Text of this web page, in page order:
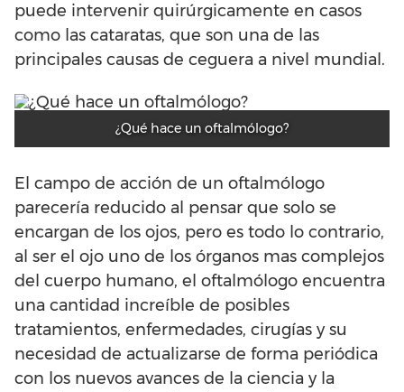
puede intervenir quirúrgicamente en casos
como las cataratas, que son una de las
principales causas de ceguera a nivel mundial.
¿Qué hace un oftalmólogo?
El campo de acción de un oftalmólogo
parecería reducido al pensar que solo se
encargan de los ojos, pero es todo lo contrario,
al ser el ojo uno de los órganos mas complejos
del cuerpo humano, el oftalmólogo encuentra
una cantidad increíble de posibles
tratamientos, enfermedades, cirugías y su
necesidad de actualizarse de forma periódica
con los nuevos avances de la ciencia y la